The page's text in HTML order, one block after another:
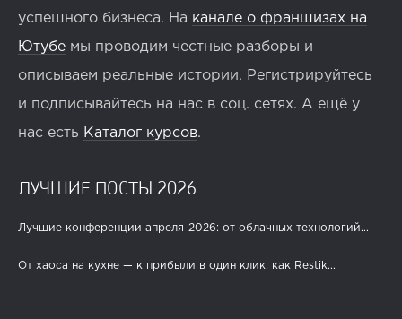
успешного бизнеса. На канале о франшизах на
Ютубе мы проводим честные разборы и
описываем реальные истории. Регистрируйтесь
и подписывайтесь на нас в соц. сетях. А ещё у
нас есть Каталог курсов.
ЛУЧШИЕ ПОСТЫ 2026
Лучшие конференции апреля-2026: от облачных технологий...
От хаоса на кухне — к прибыли в один клик: как Restik...